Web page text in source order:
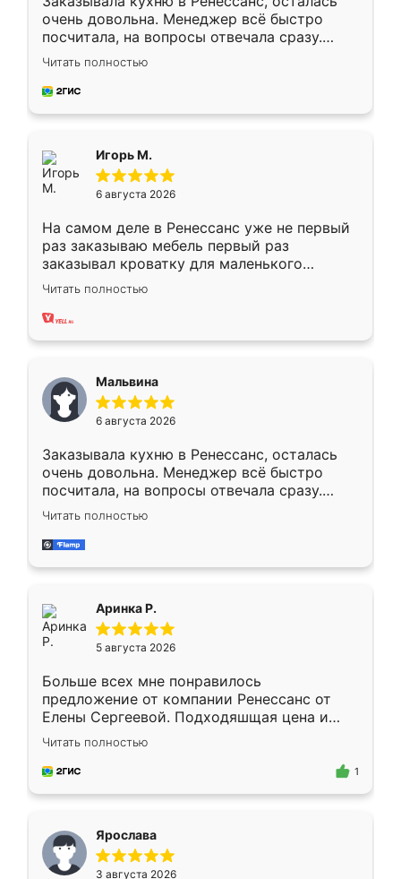
очень довольна. Менеджер всё быстро
посчитала, на вопросы отвечала сразу.
Замерщик приехал в субботу, подошёл к
делу со всей ответственностью. Собрали
за день, ребята работали аккуратно, даже
Читать полностью
Игорь М.
6 августа 2026
На самом деле в Ренессанс уже не первый
раз заказываю мебель первый раз
заказывал кроватку для маленького
ребёнка при его рождении ,во второй раз
заказал шкаф-купе. По качеству очень
хорошее сборка достаточно быстрая,
меньше, здесь же он более разнообразный.
Мне нравится ,если что-то потребуется из
мебели буду заказывать только здесь.
Читать полностью
Мальвина
6 августа 2026
Заказывала кухню в Ренессанс, осталась
очень довольна. Менеджер всё быстро
посчитала, на вопросы отвечала сразу.
Замерщик приехал в субботу, подошёл к
делу со всей ответственностью. Собрали
за день, ребята работали аккуратно, даже
Читать полностью
Аринка Р.
5 августа 2026
Больше всех мне понравилось
предложение от компании Ренессанс от
Елены Сергеевой. Подходяшщая цена и
короткие сроки изготовления. Приехавший
для замера сотрудник Владислав
предложил по моему эскизу самый
Читать полностью
1
Ярослава
3 августа 2026